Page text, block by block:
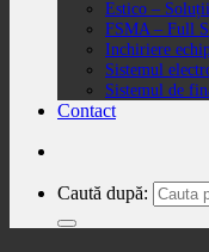
Estico –
FSMA – Full
Inchiriere
Sistemul
Sistemul de
Contact
Caută după: